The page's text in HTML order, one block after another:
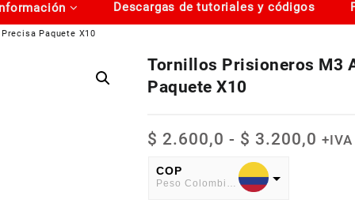
Descargas de tutoriales y códigos
Paquete X10
Tornillos Prisioneros M3
Paquete X10
$ 2.600,0 - $ 3.200,0 +IVA
COP
Peso Colombiano